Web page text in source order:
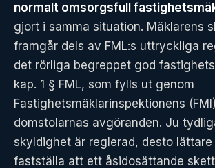
normalt omsorgsfull
gjort i samma situation. Mäklarens
framgår dels av FML:s uttryckliga
det rörliga begreppet god
kap. 1 § FML, som fylls ut genom
Fastighetsmäklarinspektionens
domstolarnas avgöranden. Ju
skyldighet är reglerad, desto
fastställa att ett åsidosättande